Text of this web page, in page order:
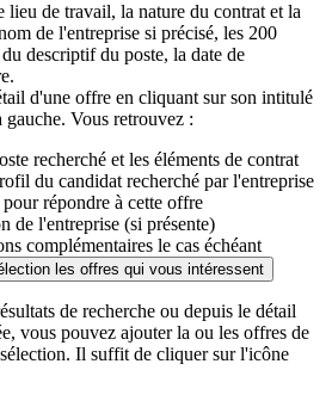
lieu de travail, la nature du contrat et la
de l'entreprise si précisé, les 200
descriptif du poste, la date de
d'une offre en cliquant sur son intitulé
Vous retrouvez :
recherché et les éléments de contrat
du candidat recherché par l'entreprise
répondre à cette offre
de l'entreprise (si présente)
complémentaires le cas échéant
les offres qui vous intéressent
de recherche ou depuis le détail
vous pouvez ajouter la ou les offres de
Il suffit de cliquer sur l'icône